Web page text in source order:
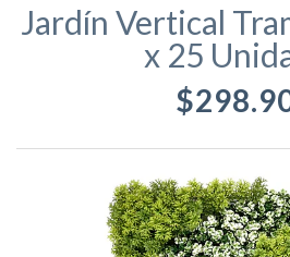
Jardín Vertical
x 25